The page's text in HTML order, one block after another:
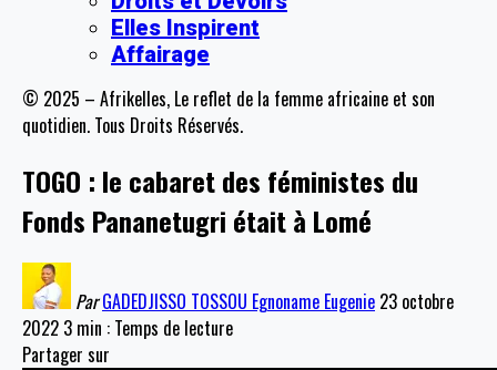
Elles Inspirent
Affairage
© 2025 – Afrikelles, Le reflet de la femme africaine et son
quotidien. Tous Droits Réservés.
TOGO : le cabaret des féministes du
Fonds Pananetugri était à Lomé
Par GADEDJISSO TOSSOU Egnoname Eugenie 23 octobre
2022 3 min : Temps de lecture
Partager sur